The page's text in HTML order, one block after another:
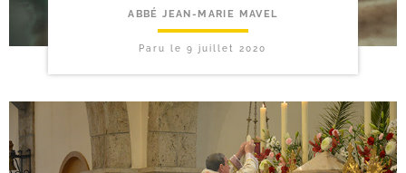
ABBÉ JEAN-MARIE MAVEL
Paru le9 juillet 2020